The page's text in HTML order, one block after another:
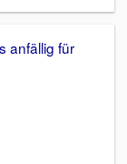
anfällig für